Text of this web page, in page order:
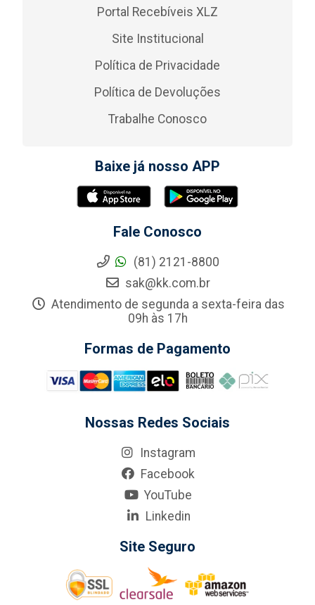
Portal Recebíveis XLZ
Site Institucional
Política de Privacidade
Política de Devoluções
Trabalhe Conosco
Baixe já nosso APP
Fale Conosco
(81) 2121-8800
sak@kk.com.br
Atendimento de segunda a sexta-feira das
09h às 17h
Formas de Pagamento
Nossas Redes Sociais
Instagram
Facebook
YouTube
Linkedin
Site Seguro